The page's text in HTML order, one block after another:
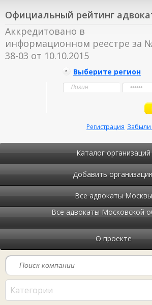
Официальный рейтинг
Аккредитовано в
информационном реестре за
38-03 от 10.10.2015
Выберите регион
Забыли
Регистрация
Каталог организаций
Добавить
Все адвокаты Москвы
Все адвокаты Московской
О проекте
Категории